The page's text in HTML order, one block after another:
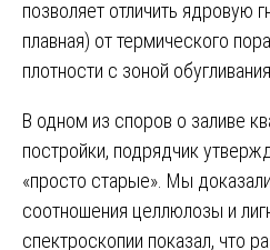
позволяет отличить ядровую
плавная) от термического
плотности с зоной
В одном из споров о заливе
постройки, подрядчик
«просто старые». Мы
соотношения целлюлозы и
спектроскопии показал, что